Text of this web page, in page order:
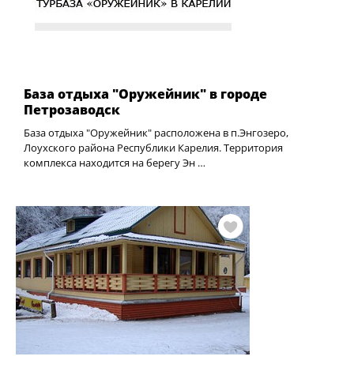
База отдыха "Оружейник" в городе
Петрозаводск
База отдыха "Оружейник" расположена в п.Энгозеро,
Лоухского района Республики Карелия. Территория
комплекса находится на берегу Эн …